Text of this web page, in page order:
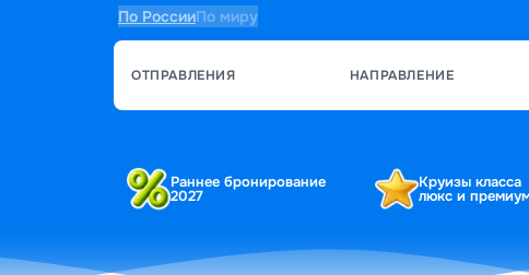
По РоссииПо миру
ОТПРАВЛЕНИЯ НАПРАВЛЕНИЕ
Раннее бронирование
2027
Круизы класса
люкс и